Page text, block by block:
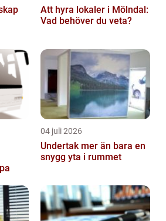
Att hyra lokaler i Mölndal:
Vad behöver du veta?
04 juli 2026
Undertak mer än bara en
snygg yta i rummet